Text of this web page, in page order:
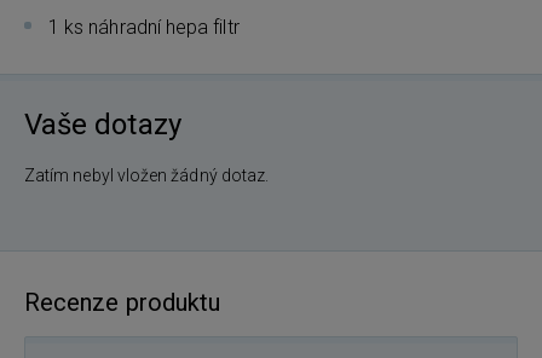
1 ks náhradní hepa filtr
Vaše dotazy
Zatím nebyl vložen žádný dotaz.
Recenze produktu